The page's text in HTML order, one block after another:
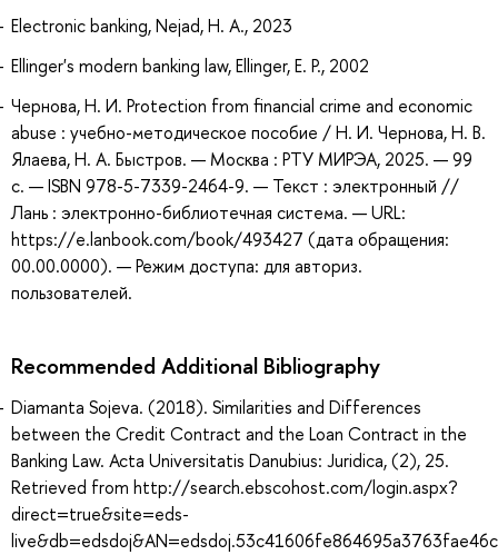
Electronic banking, Nejad, H. A., 2023
Ellinger's modern banking law, Ellinger, E. P., 2002
Чернова, Н. И. Protection from financial crime and economic
abuse : учебно-методическое пособие / Н. И. Чернова, Н. В.
Ялаева, Н. А. Быстров. — Москва : РТУ МИРЭА, 2025. — 99
с. — ISBN 978-5-7339-2464-9. — Текст : электронный //
Лань : электронно-библиотечная система. — URL:
https://e.lanbook.com/book/493427 (дата обращения:
00.00.0000). — Режим доступа: для авториз.
пользователей.
Recommended Additional Bibliography
Diamanta Sojeva. (2018). Similarities and Differences
between the Credit Contract and the Loan Contract in the
Banking Law. Acta Universitatis Danubius: Juridica, (2), 25.
Retrieved from http://search.ebscohost.com/login.aspx?
direct=true&site=eds-